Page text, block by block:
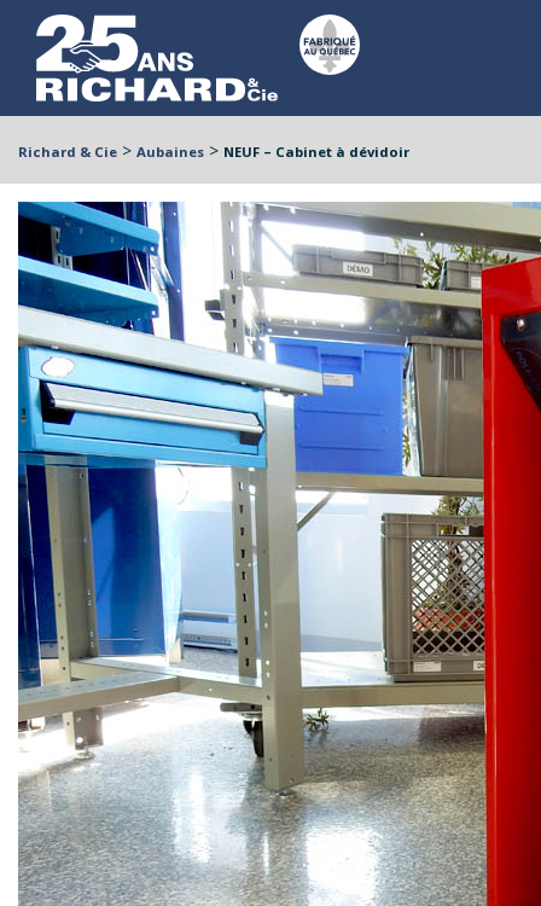
Richard & Cie > Aubaines > NEUF – Cabinet à dévidoir